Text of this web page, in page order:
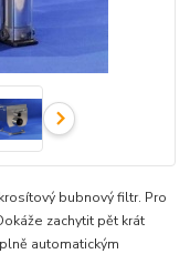
bubnový filtr. Pro
zachytit pět krát
automatickým